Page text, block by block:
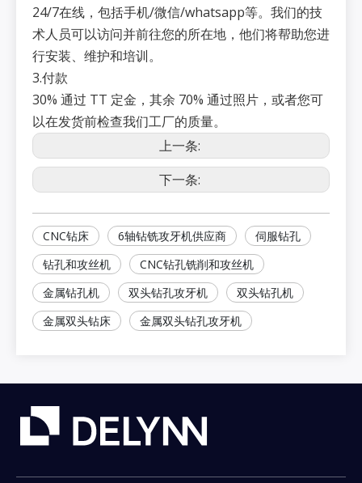
24/7在线，包括手机/微信/whatsapp等。我们的技
术人员可以访问并前往您的所在地，他们将帮助您进
行安装、维护和培训。
3.付款
30% 通过 TT 定金，其余 70% 通过照片，或者您可
以在发货前检查我们工厂的质量。
上一条:
下一条:
CNC钻床 6轴钻铣攻牙机供应商
伺服钻孔
钻孔和攻丝机
CNC钻孔铣削和攻丝机
金属钻孔机
双头钻孔攻牙机
双头钻孔机
金属双头钻床
金属双头钻孔攻牙机